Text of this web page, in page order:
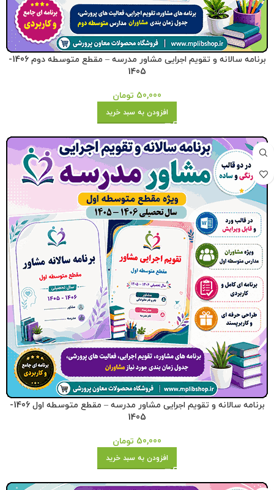
برنامه سالانه و تقویم اجرایی مشاور مدرسه – مقطع متوسطه دوم 1406-
1405
50,000 تومان
افزودن به سبد خرید
برنامه سالانه و تقویم اجرایی مشاور مدرسه – مقطع متوسطه اول 1406-
1405
50,000 تومان
افزودن به سبد خرید